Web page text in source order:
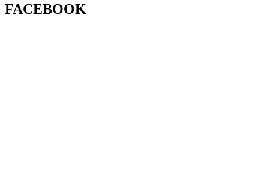
FACEBOOK